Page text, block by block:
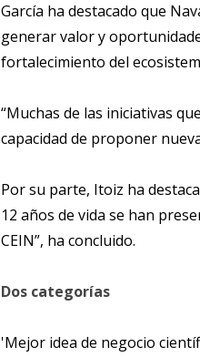
García ha destacado que
generar valor y
fortalecimiento del
“Muchas de las iniciativas
capacidad de proponer
Por su parte, Itoiz ha
12 años de vida se han
CEIN”, ha concluido.
Dos categorías
'Mejor idea de negocio